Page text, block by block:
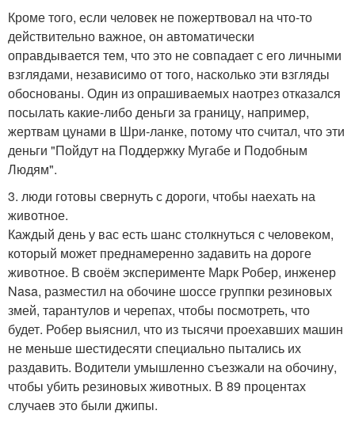
Кроме того, если человек не пожертвовал на что-то
действительно важное, он автоматически
оправдывается тем, что это не совпадает с его личными
взглядами, независимо от того, насколько эти взгляды
обоснованы. Один из опрашиваемых наотрез отказался
посылать какие-либо деньги за границу, например,
жертвам цунами в Шри-ланке, потому что считал, что эти
деньги "Пойдут на Поддержку Мугабе и Подобным
Людям".
3. люди готовы свернуть с дороги, чтобы наехать на
животное.
Каждый день у вас есть шанс столкнуться с человеком,
который может преднамеренно задавить на дороге
животное. В своём эксперименте Марк Робер, инженер
Nasa, разместил на обочине шоссе группки резиновых
змей, тарантулов и черепах, чтобы посмотреть, что
будет. Робер выяснил, что из тысячи проехавших машин
не меньше шестидесяти специально пытались их
раздавить. Водители умышленно съезжали на обочину,
чтобы убить резиновых животных. В 89 процентах
случаев это были джипы.